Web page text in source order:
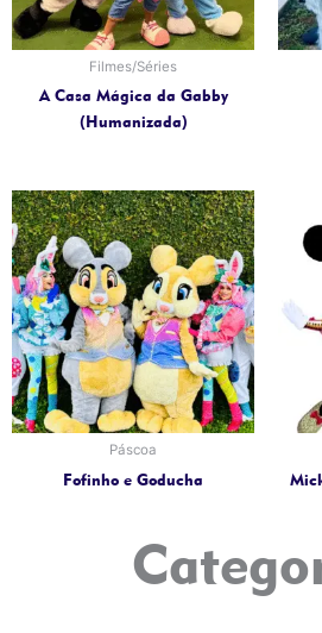
Filmes/Séries
A Casa Mágica da Gabby
(Humanizada)
Páscoa
Fofinho e Goducha